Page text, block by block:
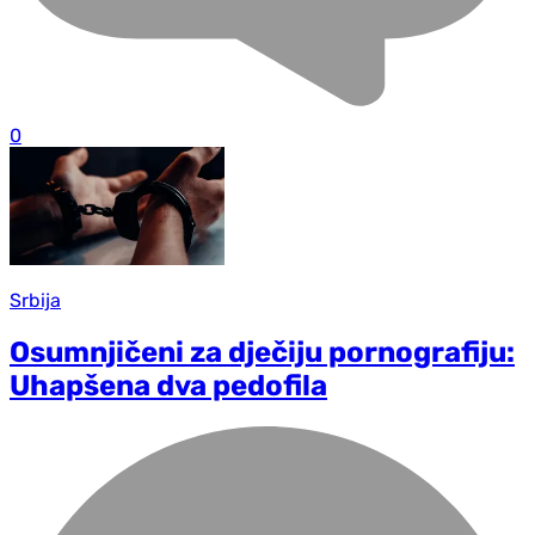
0
Srbija
Osumnjičeni za d‌ječiju pornografiju:
Uhapšena dva pedofila